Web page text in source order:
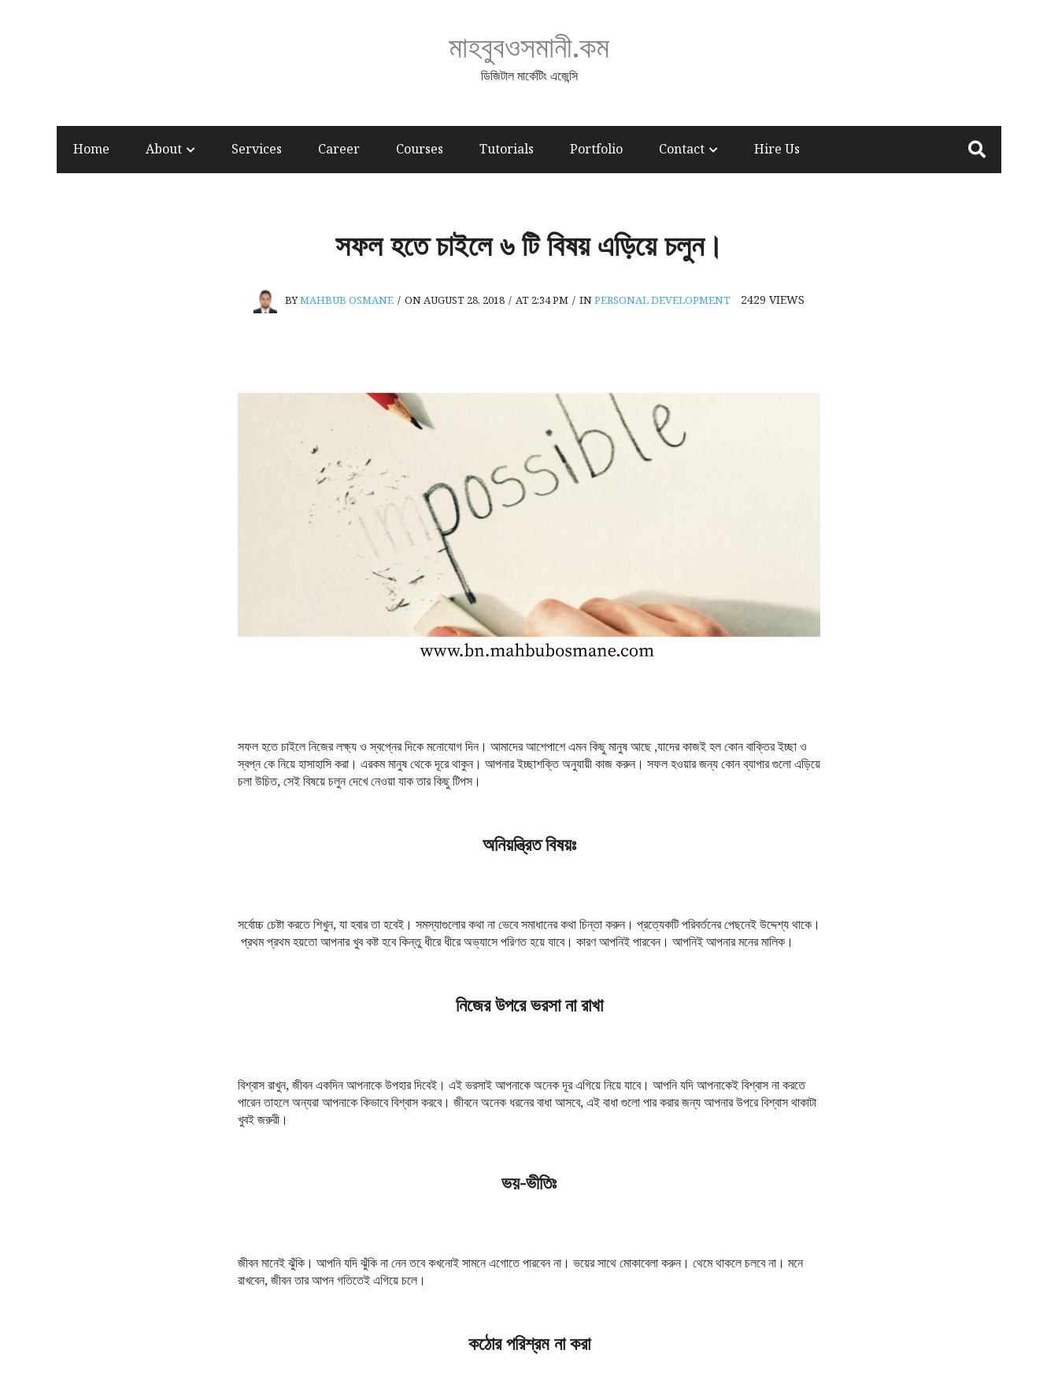
মাহবুবওসমানী.কম
ডিজিটাল মার্কেটিং এজেন্সি
Home About Services Career Courses Tutorials Portfolio Contact Hire Us
সফল হতে চাইলে ৬ টি বিষয় এড়িয়ে চলুন।
BYMAHBUB OSMANE / ON AUGUST 28, 2018 / AT 2:34 PM / INPERSONAL DEVELOPMENT 2429 VIEWS
সফল হতে চাইলে নিজের লক্ষ্য ও স্বপ্নের দিকে মনোযোগ দিন। আমাদের আশেপাশে এমন কিছু মানুষ আছে ,যাদের কাজই হল কোন বাক্তির ইচ্ছা ও
স্বপ্ন কে নিয়ে হাসাহাসি করা। এরকম মানুষ থেকে দূরে থাকুন। আপনার ইচ্ছাশক্তি অনুযায়ী কাজ করুন। সফল হওয়ার জন্য কোন ব্যাপার গুলো এড়িয়ে
চলা উচিত, সেই বিষয়ে চলুন দেখে নেওয়া যাক তার কিছু টিপস।
অনিয়ন্ত্রিত বিষয়ঃ
সর্বোচ্চ চেষ্টা করতে শিখুন, যা হবার তা হবেই। সমস্যাগুলোর কথা না ভেবে সমাধানের কথা চিন্তা করুন। প্রত্যেকটি পরিবর্তনের পেছনেই উদ্দেশ্য থাকে।
প্রথম প্রথম হয়তো আপনার খুব কষ্ট হবে কিন্তু ধীরে ধীরে অভ্যাসে পরিণত হয়ে যাবে। কারণ আপনিই পারবেন। আপনিই আপনার মনের মালিক।
নিজের উপরে ভরসা না রাখা
বিশ্বাস রাখুন, জীবন একদিন আপনাকে উপহার দিবেই। এই ভরসাই আপনাকে অনেক দূর এগিয়ে নিয়ে যাবে। আপনি যদি আপনাকেই বিশ্বাস না করতে
পারেন তাহলে অন্যরা আপনাকে কিভাবে বিশ্বাস করবে। জীবনে অনেক ধরনের বাধা আসবে, এই বাধা গুলো পার করার জন্য আপনার উপরে বিশ্বাস থাকাটা
খুবই জরুরী।
ভয়-ভীতিঃ
জীবন মানেই ঝুঁকি। আপনি যদি ঝুঁকি না নেন তবে কখনোই সামনে এগোতে পারবেন না। ভয়ের সাথে মোকাবেলা করুন। থেমে থাকলে চলবে না। মনে
রাখবেন, জীবন তার আপন গতিতেই এগিয়ে চলে।
কঠোর পরিশ্রম না করা